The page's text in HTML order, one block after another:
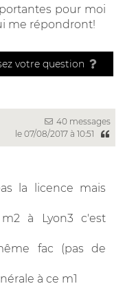
pour moi
me répondront!
votre question
40 messages
le 07/08/2017 à 10:51
la licence mais
à Lyon3 c'est
fac (pas de
à ce m1